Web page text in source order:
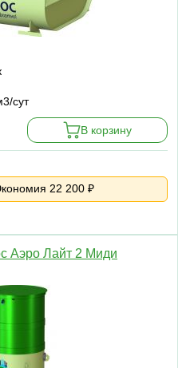
сут
В корзину
22 200 ₽
Аэро Лайт 2 Миди